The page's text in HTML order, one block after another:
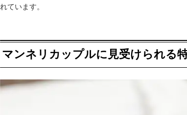
れています。
マンネリカップルに見受けられる